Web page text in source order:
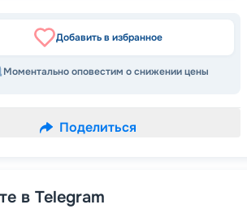
Добавить в избранное
Моментально оповестим о снижении цены
Поделиться
в Telegram